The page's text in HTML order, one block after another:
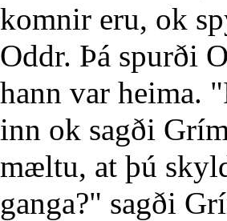
komnir eru, ok
Oddr. Þá spurði
hann var heima.
inn ok sagði
mæltu, at þú
ganga?" sagði